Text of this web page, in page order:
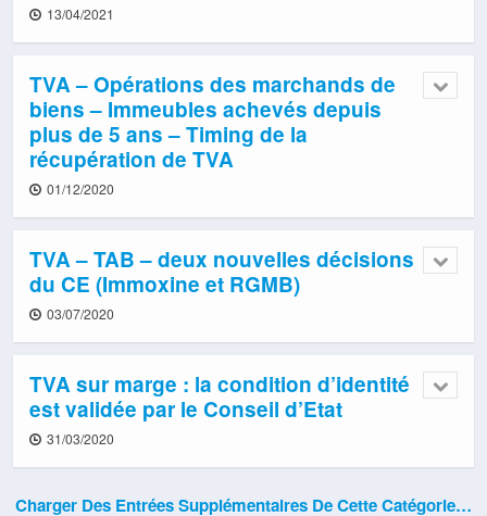
13/04/2021
TVA – Opérations des marchands de
biens – Immeubles achevés depuis
plus de 5 ans – Timing de la
récupération de TVA
01/12/2020
TVA – TAB – deux nouvelles décisions
du CE (Immoxine et RGMB)
03/07/2020
TVA sur marge : la condition d’identité
est validée par le Conseil d’Etat
31/03/2020
Charger Des Entrées Supplémentaires De Cette Catégorie…